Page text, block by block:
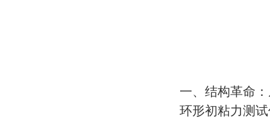
一、结构革命：
环形初粘力测试